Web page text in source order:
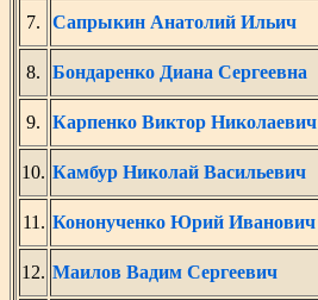
7. Сапрыкин Анатолий Ильич
8. Бондаренко Диана Сергеевна
9. Карпенко Виктор Николаевич
10. Камбур Николай Васильевич
11. Кононученко Юрий Иванович
12. Маилов Вадим Сергеевич